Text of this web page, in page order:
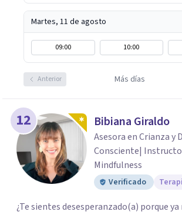
Martes, 11 de agosto
09:00 10:00
Anterior Más días
12 Bibiana Giraldo
Asesora en Crianza y
Consciente|
Mindfulness
Verificado
¿Te sientes desesperanzado(a) porque ya